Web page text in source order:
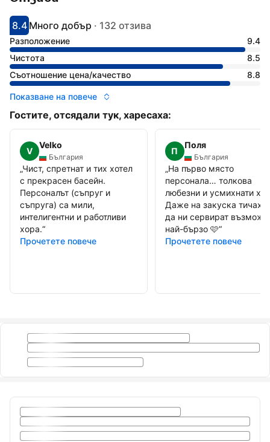
С оценка: 8.4
8.4
Оценено като: много добро
Много добър · 132 отзива
Разположение
9.4
Чистота
8.5
Съотношение цена/качество
8.8
Показване на повече
Гостите, отсядали тук, харесаха:
V
Velko
България
„Чист, спретнат и тих хотел
с прекрасен басейн.
Персоналът (съпруг и
съпруга) са мили,
интелигентни и работливи
хора.“
Прочетете повече
П
Поля
България
„На първо място
персонала… толкова
любезни и усмихнати
Даже на закуска
да ни сервират
най-бързо 🩷“
Прочетете повече